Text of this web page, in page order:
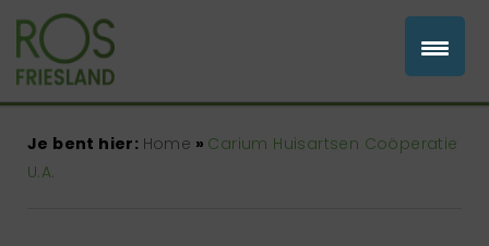
Je bent hier: Home » Carium Huisartsen Coöperatie
U.A.